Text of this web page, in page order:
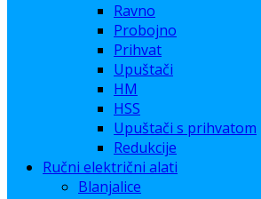
Ravno
Probojno
Prihvat
Upuštači
HM
HSS
Upuštači s prihvatom
Redukcije
Ručni električni alati
Blanjalice